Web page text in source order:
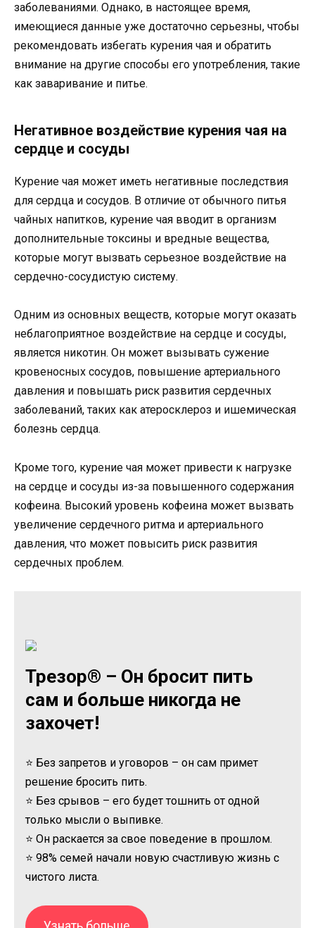
заболеваниями. Однако, в настоящее время,
имеющиеся данные уже достаточно серьезны, чтобы
рекомендовать избегать курения чая и обратить
внимание на другие способы его употребления, такие
как заваривание и питье.
Негативное воздействие курения чая на
сердце и сосуды
Курение чая может иметь негативные последствия
для сердца и сосудов. В отличие от обычного питья
чайных напитков, курение чая вводит в организм
дополнительные токсины и вредные вещества,
которые могут вызвать серьезное воздействие на
сердечно-сосудистую систему.
Одним из основных веществ, которые могут оказать
неблагоприятное воздействие на сердце и сосуды,
является никотин. Он может вызывать сужение
кровеносных сосудов, повышение артериального
давления и повышать риск развития сердечных
заболеваний, таких как атеросклероз и ишемическая
болезнь сердца.
Кроме того, курение чая может привести к нагрузке
на сердце и сосуды из-за повышенного содержания
кофеина. Высокий уровень кофеина может вызвать
увеличение сердечного ритма и артериального
давления, что может повысить риск развития
сердечных проблем.
Трезор® – Он бросит пить
сам и больше никогда не
захочет!
⭐ Без запретов и уговоров – он сам примет
решение бросить пить.
⭐ Без срывов – его будет тошнить от одной
только мысли о выпивке.
⭐ Он раскается за свое поведение в прошлом.
⭐ 98% семей начали новую счастливую жизнь с
чистого листа.